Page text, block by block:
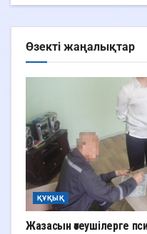
Өзекті жаңалықтар
ҚҰҚЫҚ
Жазасын өтеушілерге